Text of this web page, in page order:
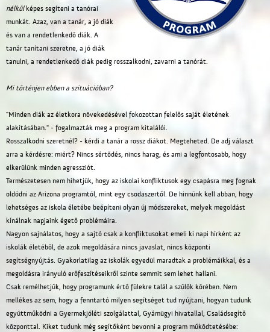
nélkülképes segíteni a tanórai
munkát. Azaz, van a tanár, a jó diák
és van a rendetlenkedő diák. A
tanár tanítani szeretne, a jó diák
tanulni, a rendetlenkedő diák pedig rosszalkodni, zavarni a tanórát.
Mi történjen ebben a szituációban?
"Minden diák az életkora növekedésével fokozottan felelős saját életének
alakításában." - fogalmazták meg a program kitalálói.
Rosszalkodni szeretnél? - kérdi a tanár a rossz diákot. Megteheted. De adj választ
arra a kérdésre: miért? Nincs sértődés, nincs harag, és ami a legfontosabb, hogy
elkerülünk minden agressziót.
Természetesen nem hihetjük, hogy az iskolai konfliktusok egy csapásra meg fognak
oldódni az Arizona programtól, mint egy csodaszertől. De hinnünk kell abban, hogy
lehetséges az iskola életébe beépíteni olyan új módszereket, melyek megoldást
kínálnak napjaink égető problémáira.
Nagyon sajnálatos, hogy a sajtó csak a konfliktusokat emeli ki napi hírként az
iskolák életéből, de azok megoldására nincs javaslat, nincs központi
segítségnyújtás. Gyakorlatilag az iskolák egyedül maradtak a problémáikkal, és a
megoldásra irányuló erőfeszítéseikről szinte semmit sem lehet hallani.
Csak remélhetjük, hogy programunk értő fülekre talál a szülők körében. Nem
mellékes az sem, hogy a fenntartó milyen segítséget tud nyújtani, hogyan tudunk
együttműködni a Gyermekjóléti szolgálattal, Gyámügyi hivatallal, Családsegítő
központtal. Kiket tudunk még segítőként bevonni a program működtetésébe: